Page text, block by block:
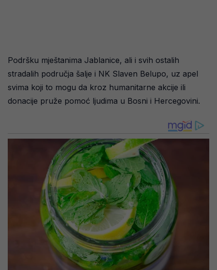
Podršku mještanima Jablanice, ali i svih ostalih
stradalih područja šalje i NK Slaven Belupo, uz apel
svima koji to mogu da kroz humanitarne akcije ili
donacije pruže pomoć ljudima u Bosni i Hercegovini.